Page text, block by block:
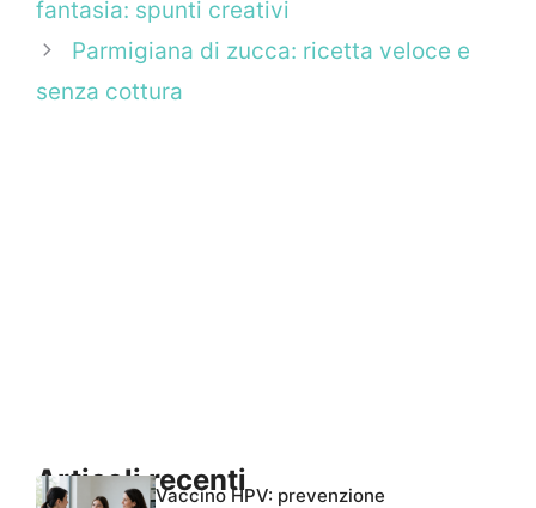
fantasia: spunti creativi
Parmigiana di zucca: ricetta veloce e
senza cottura
Articoli recentiVaccino HPV: prevenzione